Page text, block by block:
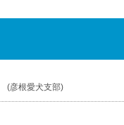
(彦根愛犬支部)